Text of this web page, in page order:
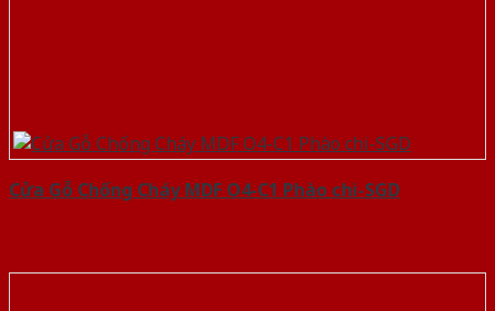
Cửa Gỗ Chống Cháy MDF O4-C1 Phào chi-SGD